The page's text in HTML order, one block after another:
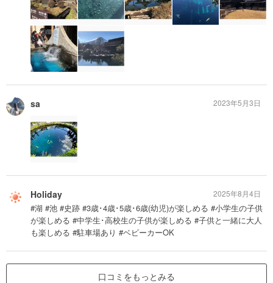
sa 2023年5月3日
Holiday
#湖 #池 #史跡 #3歳･4歳･5歳･6歳(幼児)が楽しめる #小学生の子供
が楽しめる #中学生･高校生の子供が楽しめる #子供と一緒に大人
も楽しめる #駐車場あり #ベビーカーOK
2025年8月4日
口コミをもっとみる